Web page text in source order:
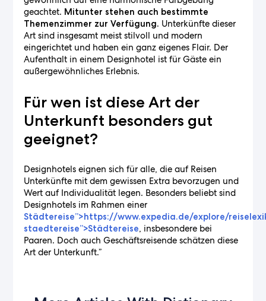
geachtet. Mitunter stehen auch bestimmte
Themenzimmer zur Verfügung. Unterkünfte dieser
Art sind insgesamt meist stilvoll und modern
eingerichtet und haben ein ganz eigenes Flair. Der
Aufenthalt in einem Designhotel ist für Gäste ein
außergewöhnliches Erlebnis.
Für wen ist diese Art der
Unterkunft besonders gut
geeignet?
Designhotels eignen sich für alle, die auf Reisen
Unterkünfte mit dem gewissen Extra bevorzugen und
Wert auf Individualität legen. Besonders beliebt sind
Designhotels im Rahmen einer
Städtereise”>https://www.expedia.de/explore/
staedtereise”>Städtereise, insbesondere bei
Paaren. Doch auch Geschäftsreisende schätzen diese
Art der Unterkunft.”